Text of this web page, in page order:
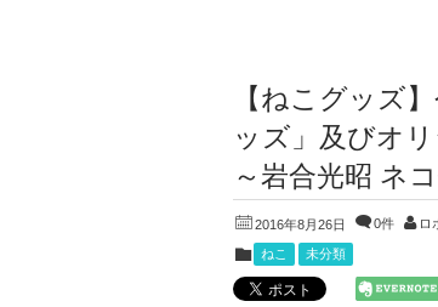
【ねこグッズ
ッズ」及びオ
～岩合光昭 ネ
2016年8月26日 0件 ロ
ねこ 未分類